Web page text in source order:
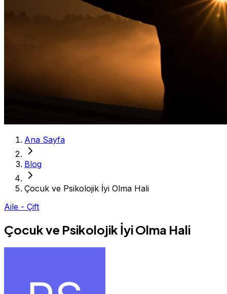
Ana Sayfa
Blog
Çocuk ve Psikolojik İyi Olma Hali
Aile - Çift
Çocuk ve Psikolojik İyi Olma Hali